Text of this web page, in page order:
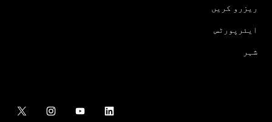
ریزرو کریں
ایئرپورٹس
شہر